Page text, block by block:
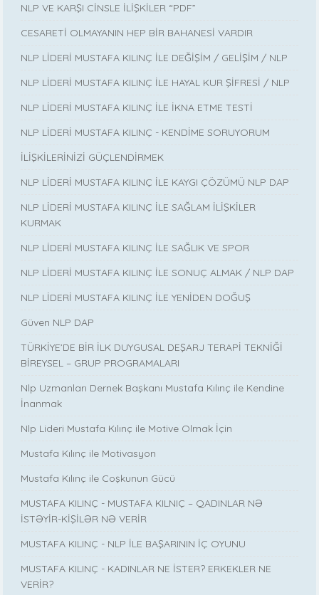
NLP VE KARŞI CİNSLE İLİŞKİLER “PDF”
CESARETİ OLMAYANIN HEP BİR BAHANESİ VARDIR
NLP LİDERİ MUSTAFA KILINÇ İLE DEĞİŞİM / GELİŞİM / NLP
NLP LİDERİ MUSTAFA KILINÇ İLE HAYAL KUR ŞİFRESİ / NLP
NLP LİDERİ MUSTAFA KILINÇ İLE İKNA ETME TESTİ
NLP LİDERİ MUSTAFA KILINÇ - KENDİME SORUYORUM
İLİŞKİLERİNİZİ GÜÇLENDİRMEK
NLP LİDERİ MUSTAFA KILINÇ İLE KAYGI ÇÖZÜMÜ NLP DAP
NLP LİDERİ MUSTAFA KILINÇ İLE SAĞLAM İLİŞKİLER
KURMAK
NLP LİDERİ MUSTAFA KILINÇ İLE SAĞLIK VE SPOR
NLP LİDERİ MUSTAFA KILINÇ İLE SONUÇ ALMAK / NLP DAP
NLP LİDERİ MUSTAFA KILINÇ İLE YENİDEN DOĞUŞ
Güven NLP DAP
TÜRKİYE’DE BİR İLK DUYGUSAL DEŞARJ TERAPİ TEKNİĞİ
BİREYSEL – GRUP PROGRAMALARI
Nlp Uzmanları Dernek Başkanı Mustafa Kılınç ile Kendine
İnanmak
Nlp Lideri Mustafa Kılınç ile Motive Olmak İçin
Mustafa Kılınç ile Motivasyon
Mustafa Kılınç ile Coşkunun Gücü
MUSTAFA KILINÇ - MUSTAFA KILNIÇ – QADINLAR NƏ
İSTƏYİR-KİŞİLƏR NƏ VERİR
MUSTAFA KILINÇ - NLP İLE BAŞARININ İÇ OYUNU
MUSTAFA KILINÇ - KADINLAR NE İSTER? ERKEKLER NE
VERİR?